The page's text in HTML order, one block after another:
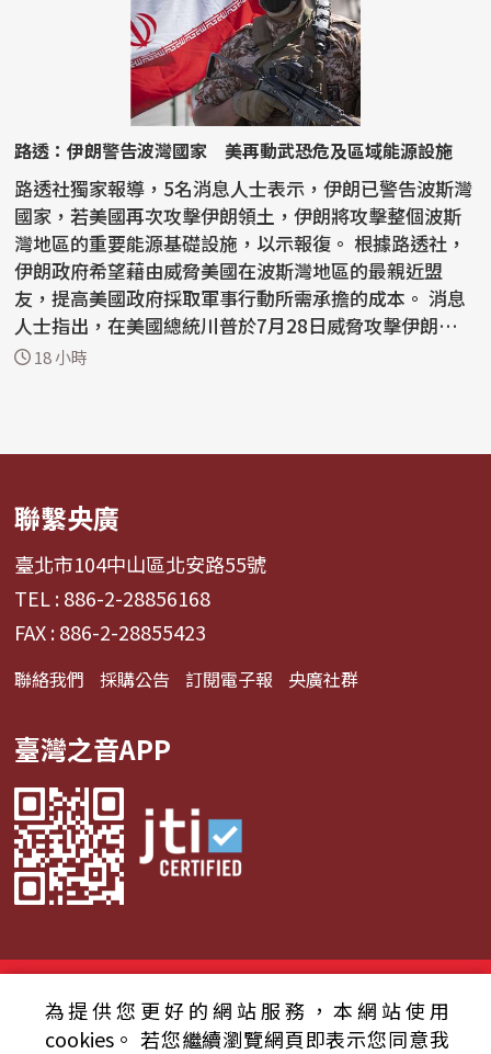
路透：伊朗警告波灣國家 美再動武恐危及區域能源設施
路透社獨家報導，5名消息人士表示，伊朗已警告波斯灣
國家，若美國再次攻擊伊朗領土，伊朗將攻擊整個波斯
灣地區的重要能源基礎設施，以示報復。 根據路透社，
伊朗政府希望藉由威脅美國在波斯灣地區的最親近盟
友，提高美國政府採取軍事行動所需承擔的成本。 消息
人士指出，在美國總統川普於7月28日威脅攻擊伊朗能源
網絡...
18 小時
聯繫央廣
臺北市104中山區北安路55號
TEL : 886-2-28856168
FAX : 886-2-28855423
聯絡我們 採購公告 訂閱電子報 央廣社群
臺灣之音APP
© 2024財團法人中央廣播電臺 版權所有
資通安全政策聲明
服務條款 隱私權條款
為提供您更好的網站服務，本網站使用
cookies。 若您繼續瀏覽網頁即表示您同意我